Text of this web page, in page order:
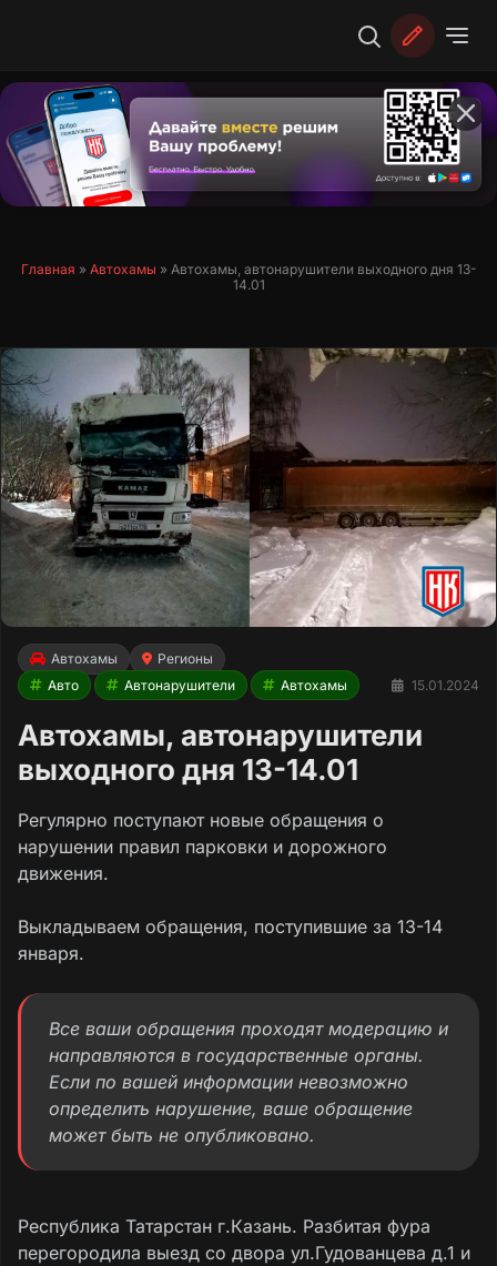
Главная » Автохамы » Автохамы, автонарушители выходного дня 13-
14.01
Автохамы
Регионы
Авто
Автонарушители Автохамы 15.01.2024
Автохамы, автонарушители
выходного дня 13-14.01
Регулярно поступают новые обращения о
нарушении правил парковки и дорожного
движения.
Выкладываем обращения, поступившие за 13-14
января.
Все ваши обращения проходят модерацию и
направляются в государственные органы.
Если по вашей информации невозможно
определить нарушение, ваше обращение
может быть не опубликовано.
Республика Татарстан г.Казань. Разбитая фура
перегородила выезд со двора ул.Гудованцева д.1 и